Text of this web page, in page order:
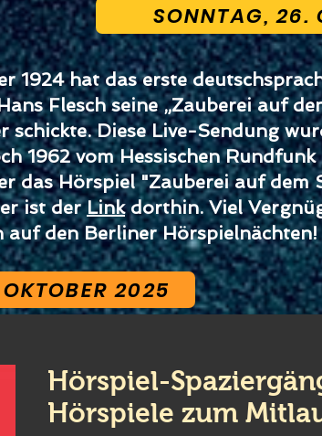
SONNTAG, 26.
1924 hat das erste
Flesch seine „Zauberei auf
schickte. Diese Live-Sendung
1962 vom Hessischen
das Hörspiel "Zauberei auf
ist derLinkdorthin. Viel
auf den Berliner Hörspielnächten!
2025
Hörspiel-
Hörspiele zum